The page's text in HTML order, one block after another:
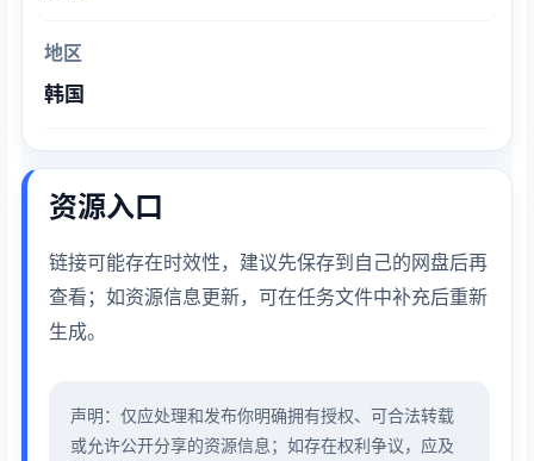
地区
韩国
资源入口
链接可能存在时效性，建议先保存到自己的网盘后再
查看；如资源信息更新，可在任务文件中补充后重新
生成。
声明：仅应处理和发布你明确拥有授权、可合法转载
或允许公开分享的资源信息；如存在权利争议，应及